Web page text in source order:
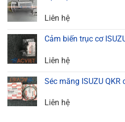
Liên hệ
Cảm biến trục cơ
Liên hệ
Séc măng ISUZU QKR
Liên hệ